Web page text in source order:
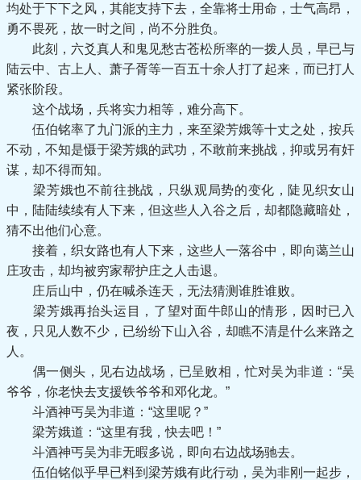
均处于下下之风，其能支持下去，全靠将士用命，士气高昂，
勇不畏死，故一时之间，尚不分胜负。
此刻，六爻真人和鬼见愁古苍松所率的一拨人员，早已与
陆云中、古上人、萧子胥等一百五十余人打了起来，而已打人
紧张阶段。
这个战场，兵将实力相等，难分高下。
伍伯铭率了九门派的主力，来至梁芳娥等十丈之处，按兵
不动，不知是慑于梁芳娥的武功，不敢前来挑战，抑或另有奸
谋，却不得而知。
梁芳娥也不前往挑战，只纵观局势的变化，陡见织女山
中，陆陆续续有人下来，但这些人入谷之后，却都隐藏暗处，
猜不出他们心意。
接着，织女路也有人下来，这些人一落谷中，即向蔼兰山
庄攻击，却均被穷家帮护庄之人击退。
庄后山中，仍在喊杀连天，无法猜测谁胜谁败。
梁芳娥再抬头运目，了望对面牛郎山的情形，因时已入
夜，只见人数不少，已纷纷下山入谷，却瞧不清是什么来路之
人。
偶一侧头，见右边战场，已呈败相，忙对吴为非道：“吴
爷爷，你老快去支援铁爷爷和邓化龙。”
斗酒神丐吴为非道：“这里呢？”
梁芳娥道：“这里有我，快去吧！”
斗酒神丐吴为非无暇多说，即向右边战场驰去。
伍伯铭似乎早已料到梁芳娥有此行动，吴为非刚一起步，